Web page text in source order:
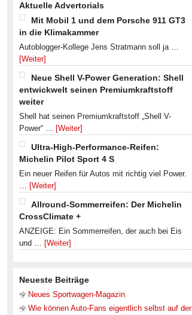
Aktuelle Advertorials
Mit Mobil 1 und dem Porsche 911 GT3
in die Klimakammer
Autoblogger-Kollege Jens Stratmann soll ja …
[Weiter]
Neue Shell V-Power Generation: Shell
entwickwelt seinen Premiumkraftstoff
weiter
Shell hat seinen Premiumkraftstoff „Shell V-
Power“ … [Weiter]
Ultra-High-Performance-Reifen:
Michelin Pilot Sport 4 S
Ein neuer Reifen für Autos mit richtig viel Power.
… [Weiter]
Allround-Sommerreifen: Der Michelin
CrossClimate +
ANZEIGE: Ein Sommerreifen, der auch bei Eis
und … [Weiter]
Neueste Beiträge
Neues Sportwagen-Magazin
Wie können Auto-Fans eigentlich selbst auf der